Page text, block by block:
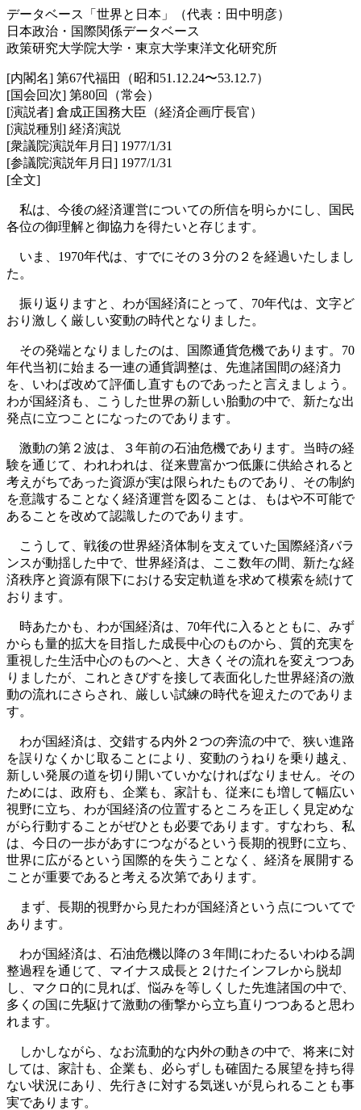
データベース「世界と日本」（代表：田中明彦）
日本政治・国際関係データベース
政策研究大学院大学・東京大学東洋文化研究所
[内閣名] 第67代福田（昭和51.12.24〜53.12.7）
[国会回次] 第80回（常会）
[演説者] 倉成正国務大臣（経済企画庁長官）
[演説種別] 経済演説
[衆議院演説年月日] 1977/1/31
[参議院演説年月日] 1977/1/31
[全文]
私は、今後の経済運営についての所信を明らかにし、国民
各位の御理解と御協力を得たいと存じます。
いま、1970年代は、すでにその３分の２を経過いたしまし
た。
振り返りますと、わが国経済にとって、70年代は、文字ど
おり激しく厳しい変動の時代となりました。
その発端となりましたのは、国際通貨危機であります。70
年代当初に始まる一連の通貨調整は、先進諸国間の経済力
を、いわば改めて評価し直すものであったと言えましょう。
わが国経済も、こうした世界の新しい胎動の中で、新たな出
発点に立つことになったのであります。
激動の第２波は、３年前の石油危機であります。当時の経
験を通じて、われわれは、従来豊富かつ低廉に供給されると
考えがちであった資源が実は限られたものであり、その制約
を意識することなく経済運営を図ることは、もはや不可能で
あることを改めて認識したのであります。
こうして、戦後の世界経済体制を支えていた国際経済バラ
ンスが動揺した中で、世界経済は、ここ数年の間、新たな経
済秩序と資源有限下における安定軌道を求めて模索を続けて
おります。
時あたかも、わが国経済は、70年代に入るとともに、みず
からも量的拡大を目指した成長中心のものから、質的充実を
重視した生活中心のものへと、大きくその流れを変えつつあ
りましたが、これときびすを接して表面化した世界経済の激
動の流れにさらされ、厳しい試練の時代を迎えたのでありま
す。
わが国経済は、交錯する内外２つの奔流の中で、狭い進路
を誤りなくかじ取ることにより、変動のうねりを乗り越え、
新しい発展の道を切り開いていかなければなりません。その
ためには、政府も、企業も、家計も、従来にも増して幅広い
視野に立ち、わが国経済の位置するところを正しく見定めな
がら行動することがぜひとも必要であります。すなわち、私
は、今日の一歩があすにつながるという長期的視野に立ち、
世界に広がるという国際的を失うことなく、経済を展開する
ことが重要であると考える次第であります。
まず、長期的視野から見たわが国経済という点についてで
あります。
わが国経済は、石油危機以降の３年間にわたるいわゆる調
整過程を通じて、マイナス成長と２けたインフレから脱却
し、マクロ的に見れば、悩みを等しくした先進諸国の中で、
多くの国に先駆けて激動の衝撃から立ち直りつつあると思わ
れます。
しかしながら、なお流動的な内外の動きの中で、将来に対
しては、家計も、企業も、必らずしも確固たる展望を持ち得
ない状況にあり、先行きに対する気迷いが見られることも事
実であります。